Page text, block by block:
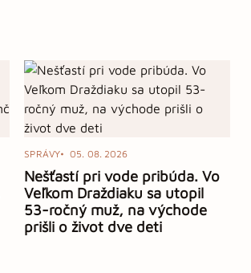
SPRÁVY 05. 08. 2026
Nešťastí pri vode pribúda. Vo
Veľkom Draždiaku sa utopil
53-ročný muž, na východe
prišli o život dve deti